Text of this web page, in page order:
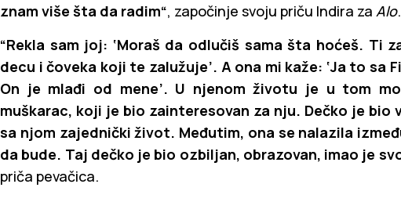
znam više šta da radim“, započinje svoju priču Indira za Alo.
“Rekla sam joj: ‘Moraš da odlučiš sama šta hoćeš. Ti
decu i čoveka koji te zalužuje’. A ona mi kaže: ‘Ja to sa
On je mlađi od mene’. U njenom životu je u tom
muškarac, koji je bio zainteresovan za nju. Dečko je bio
sa njom zajednički život. Međutim, ona se nalazila
da bude. Taj dečko je bio ozbiljan, obrazovan, imao je
priča pevačica.